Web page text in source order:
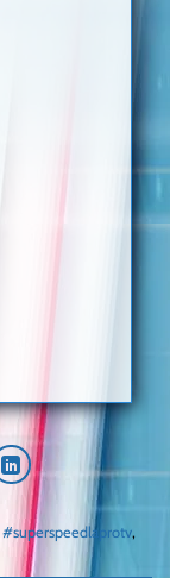
#superspeedlaprotv,